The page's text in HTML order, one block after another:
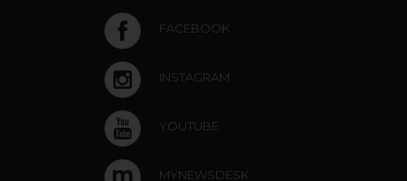
FACEBOOK
INSTAGRAM
YOUTUBE
MYNEWSDESK